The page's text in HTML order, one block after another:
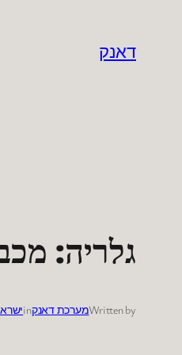
דאנק
גלריה: מכבי
Written byמערכת דאנקin